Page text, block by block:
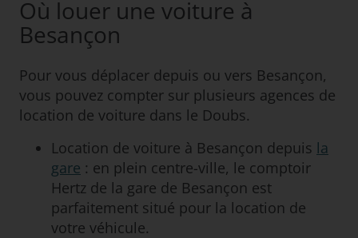
Où louer une voiture à
Besançon
Pour vous déplacer depuis ou vers Besançon,
vous pouvez compter sur plusieurs agences de
location de voiture dans le Doubs.
Location de voiture à Besançon depuis la
gare : en plein centre-ville, le comptoir
Hertz de la gare de Besançon est
parfaitement situé pour la location de
votre véhicule.